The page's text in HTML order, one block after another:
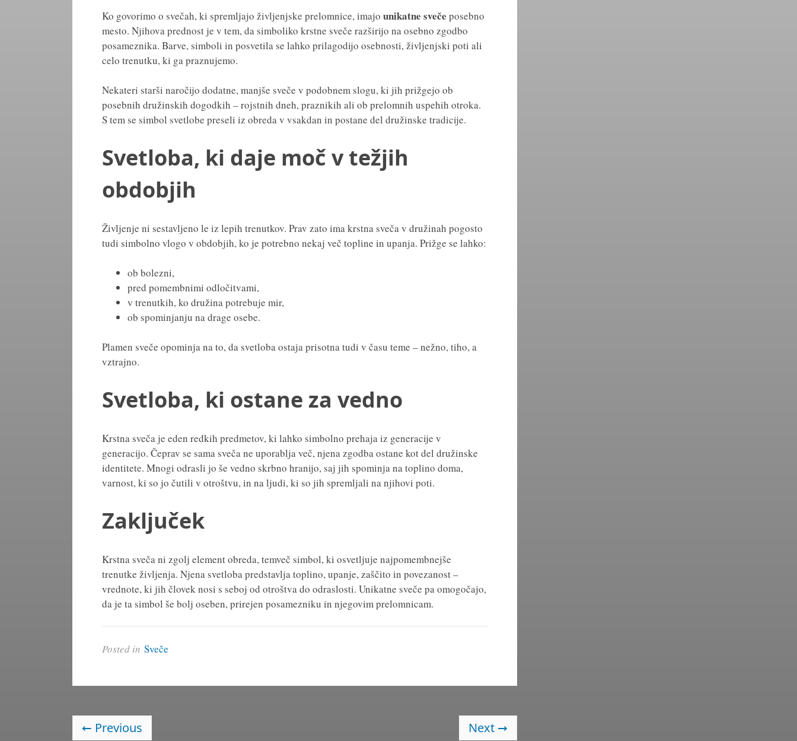
Ko govorimo o svečah, ki spremljajo življenjske prelomnice, imajo unikatne sveče posebno
mesto. Njihova prednost je v tem, da simboliko krstne sveče razširijo na osebno zgodbo
posameznika. Barve, simboli in posvetila se lahko prilagodijo osebnosti, življenjski poti ali
celo trenutku, ki ga praznujemo.
Nekateri starši naročijo dodatne, manjše sveče v podobnem slogu, ki jih prižgejo ob
posebnih družinskih dogodkih – rojstnih dneh, praznikih ali ob prelomnih uspehih otroka.
S tem se simbol svetlobe preseli iz obreda v vsakdan in postane del družinske tradicije.
Svetloba, ki daje moč v težjih
obdobjih
Življenje ni sestavljeno le iz lepih trenutkov. Prav zato ima krstna sveča v družinah pogosto
tudi simbolno vlogo v obdobjih, ko je potrebno nekaj več topline in upanja. Prižge se lahko:
ob bolezni,
pred pomembnimi odločitvami,
v trenutkih, ko družina potrebuje mir,
ob spominjanju na drage osebe.
Plamen sveče opominja na to, da svetloba ostaja prisotna tudi v času teme – nežno, tiho, a
vztrajno.
Svetloba, ki ostane za vedno
Krstna sveča je eden redkih predmetov, ki lahko simbolno prehaja iz generacije v
generacijo. Čeprav se sama sveča ne uporablja več, njena zgodba ostane kot del družinske
identitete. Mnogi odrasli jo še vedno skrbno hranijo, saj jih spominja na toplino doma,
varnost, ki so jo čutili v otroštvu, in na ljudi, ki so jih spremljali na njihovi poti.
Zaključek
Krstna sveča ni zgolj element obreda, temveč simbol, ki osvetljuje najpomembnejše
trenutke življenja. Njena svetloba predstavlja toplino, upanje, zaščito in povezanost –
vrednote, ki jih človek nosi s seboj od otroštva do odraslosti. Unikatne sveče pa omogočajo,
da je ta simbol še bolj oseben, prirejen posamezniku in njegovim prelomnicam.
Posted in Sveče
← Previous Next →